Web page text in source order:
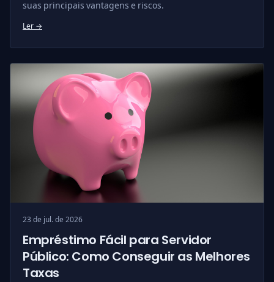
suas principais vantagens e riscos.
Ler →
23 de jul. de 2026
Empréstimo Fácil para Servidor
Público: Como Conseguir as Melhores
Taxas